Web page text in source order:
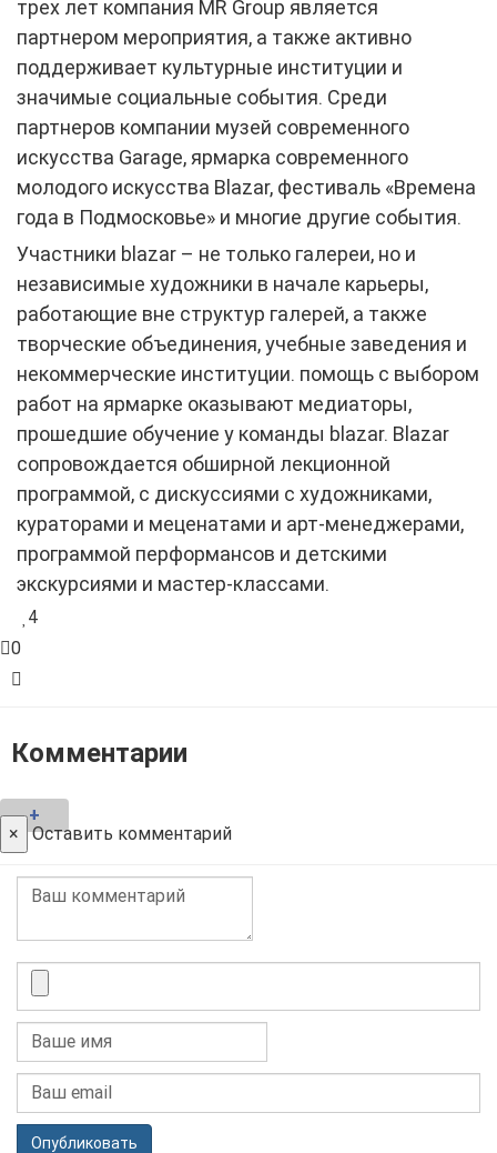
трех лет компания MR Group является
партнером мероприятия, а также активно
поддерживает культурные институции и
значимые социальные события. Среди
партнеров компании музей современного
искусства Garage, ярмарка современного
молодого искусства Blazar, фестиваль «Времена
года в Подмосковье» и многие другие события.
Участники blazar – не только галереи, но и
независимые художники в начале карьеры,
работающие вне структур галерей, а также
творческие объединения, учебные заведения и
некоммерческие институции. помощь с выбором
работ на ярмарке оказывают медиаторы,
прошедшие обучение у команды blazar. Blazar
сопровождается обширной лекционной
программой, с дискуссиями с художниками,
кураторами и меценатами и арт-менеджерами,
программой перформансов и детскими
экскурсиями и мастер-классами.
4
0
Комментарии
+
× Оставить комментарий
Опубликовать